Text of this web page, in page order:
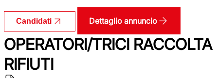
Candidati Dettaglio annuncio
OPERATORI/TRICI RACCOLTA
RIFIUTI